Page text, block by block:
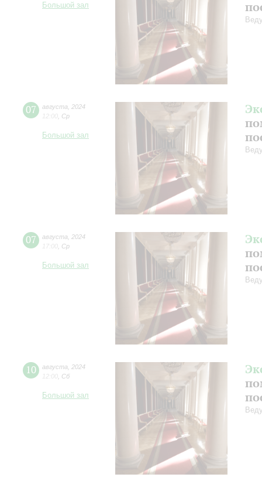
Большой зал
07 августа
2024
12:00 Ср
Большой зал
07 августа
2024
17:00 Ср
Большой зал
10 августа
2024
12:00 Сб
Большой зал